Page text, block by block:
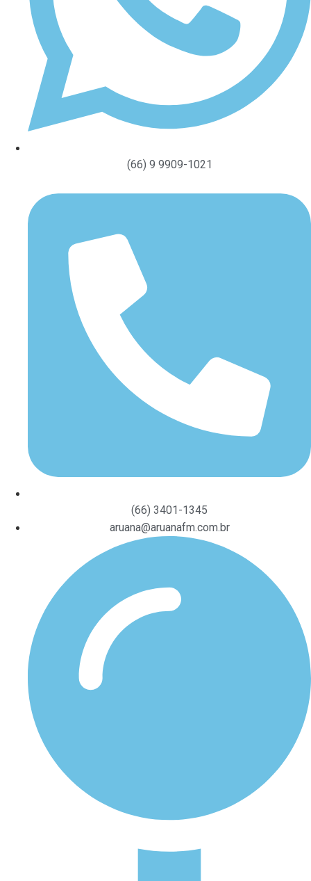
(66) 9 9909-1021
(66) 3401-1345
aruana@aruanafm.com.br